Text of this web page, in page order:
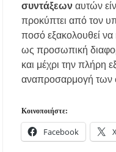
συντάξεων αυτών
προκύπτει από τον
ποσό εξακολουθεί να
ως προσωπική
και μέχρι την πλήρη
αναπροσαρμογή των
Κοινοποιήστε:
Facebook